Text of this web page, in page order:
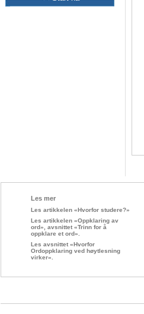
Les mer
Les artikkelen «Hvorfor studere?»
Les artikkelen «Oppklaring av
ord», avsnittet «Trinn for å
oppklare et ord».
Les avsnittet «Hvorfor
Ordoppklaring ved høytlesning
virker».